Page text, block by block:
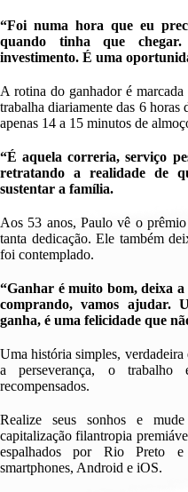
“Foi numa hora que eu
quando tinha que chegar.
investimento. É uma
A rotina do ganhador é
trabalha diariamente das 6 horas
apenas 14 a 15 minutos de
“É aquela correria, serviço
retratando a realidade de
sustentar a família.
Aos 53 anos, Paulo vê o
tanta dedicação. Ele também
foi contemplado.
“Ganhar é muito bom, deixa a
comprando, vamos ajudar.
ganha, é uma felicidade que
Uma história simples,
a perseverança, o
recompensados.
Realize seus sonhos e
capitalização filantropia
espalhados por Rio Preto e
smartphones, Android e iOS.